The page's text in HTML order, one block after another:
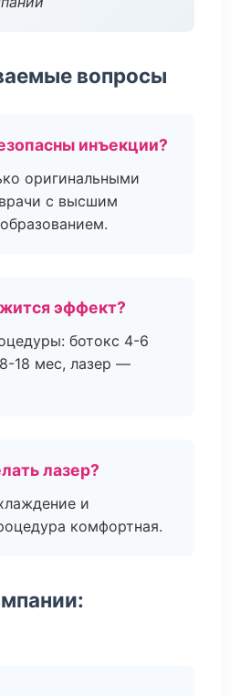
вопросы
инъекции?
оригинальными
с высшим
эффект?
ботокс 4-6
18 мес, лазер —
лазер?
и
комфортная.